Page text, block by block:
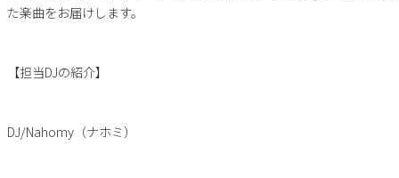
た楽曲をお届けします。
【担当DJの紹介】
DJ/Nahomy（ナホミ）